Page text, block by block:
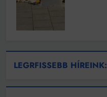
LEGRFISSEBB HÍREINK: